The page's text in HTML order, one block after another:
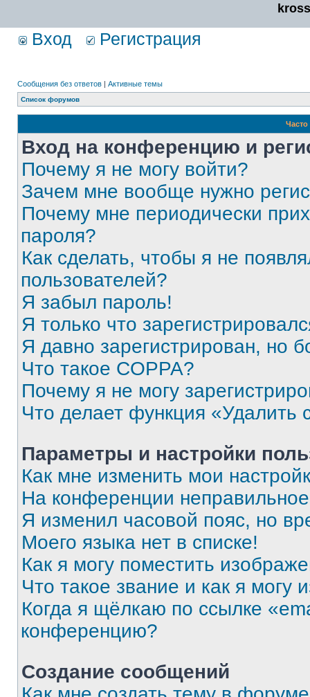
Вход Регистрация
Сообщения без ответов | Активные темы
Список форумов
Вход на конференцию и
Почему я не могу войти?
Зачем мне вообще нужно
Почему мне периодически
пароля?
Как сделать, чтобы я не
пользователей?
Я забыл пароль!
Я только что
Я давно зарегистрирован, но
Что такое COPPA?
Почему я не могу
Что делает функция «Удалить
Параметры и настройки
Как мне изменить мои
На конференции
Я изменил часовой пояс, но
Моего языка нет в списке!
Как я могу поместить
Что такое звание и как я могу
Когда я щёлкаю по ссылке
конференцию?
Создание сообщений